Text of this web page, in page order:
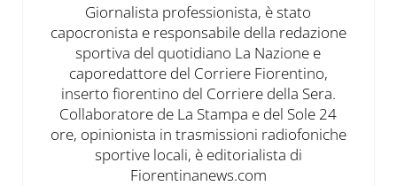
Giornalista professionista, è stato
capocronista e responsabile della redazione
sportiva del quotidiano La Nazione e
caporedattore del Corriere Fiorentino,
inserto fiorentino del Corriere della Sera.
Collaboratore de La Stampa e del Sole 24
ore, opinionista in trasmissioni radiofoniche
sportive locali, è editorialista di
Fiorentinanews.com